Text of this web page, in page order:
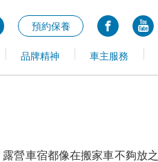
營車宿都像在搬家車不夠放之
預約保養
車主服務
品牌精神